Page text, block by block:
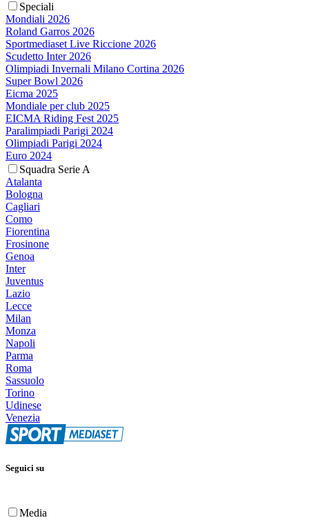
Speciali
Mondiali 2026
Roland Garros 2026
Sportmediaset Live Riccione 2026
Scudetto Inter 2026
Olimpiadi Invernali Milano Cortina 2026
Super Bowl 2026
Eicma 2025
Mondiale per club 2025
EICMA Riding Fest 2025
Paralimpiadi Parigi 2024
Olimpiadi Parigi 2024
Euro 2024
Squadra Serie A
Atalanta
Bologna
Cagliari
Como
Fiorentina
Frosinone
Genoa
Inter
Juventus
Lazio
Lecce
Milan
Monza
Napoli
Parma
Roma
Sassuolo
Torino
Udinese
Venezia
Seguici su
Media